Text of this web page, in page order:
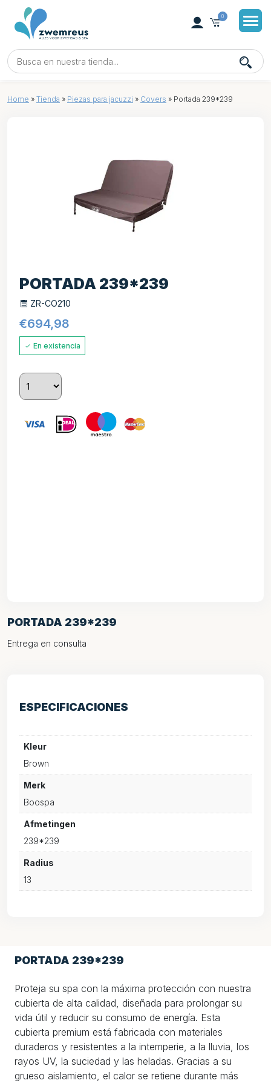
0
Home » Tienda » Piezas para jacuzzi » Covers » Portada 239*239
PORTADA 239*239
Entrega en consulta
ESPECIFICACIONES
Kleur
Brown
Merk
Boospa
Afmetingen
239*239
Radius
13
PORTADA 239*239
ZR-CO210
€694,98
En existencia
PORTADA 239*239
Proteja su spa con la máxima protección con nuestra
cubierta de alta calidad, diseñada para prolongar su
vida útil y reducir su consumo de energía. Esta
cubierta premium está fabricada con materiales
duraderos y resistentes a la intemperie, a la lluvia, los
rayos UV, la suciedad y las heladas. Gracias a su
grueso aislamiento, el calor se retiene durante más